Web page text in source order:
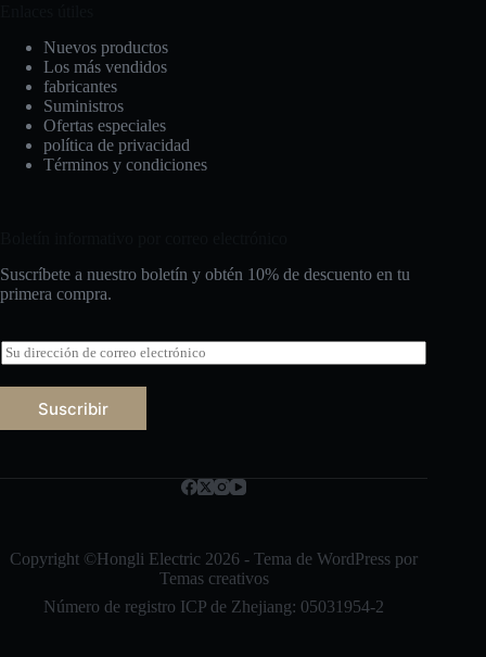
Nuevos productos
Los más vendidos
fabricantes
Suministros
Ofertas especiales
política de privacidad
Términos y condiciones
Suscríbete a nuestro boletín y obtén 10% de descuento en tu
primera compra.
C
o
r
l
Suscribir
Copyright ©Hongli Electric 2026 - Tema de WordPress por
Temas creativos
Número de registro ICP de Zhejiang: 05031954-2
ไทย
العربية
Bahasa Indonesia